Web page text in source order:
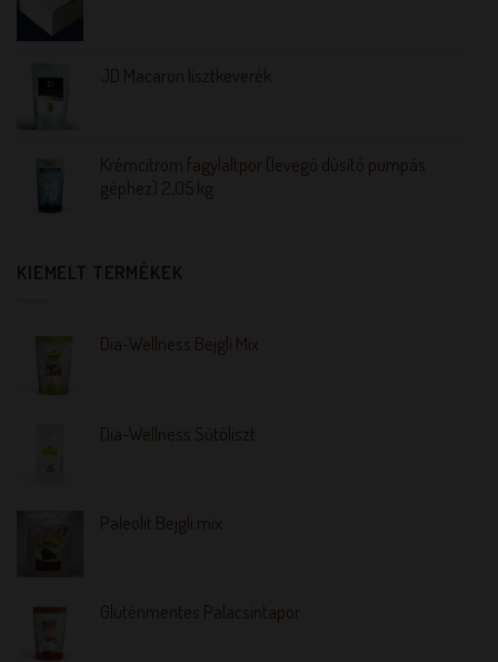
JD Macaron lisztkeverék
Krémcitrom fagylaltpor (levegő dúsító pumpás
géphez) 2,05 kg
KIEMELT TERMÉKEK
Dia-Wellness Bejgli Mix
Dia-Wellness Sütőliszt
Paleolit Bejgli mix
Gluténmentes Palacsintapor